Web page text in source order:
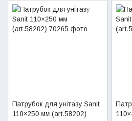
Патрубок для унітазу Sanit
110×250 мм (art.58202)